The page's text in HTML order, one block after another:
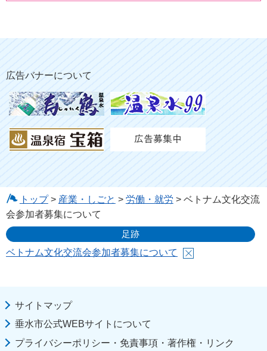
広告バナーについて
トップ> 産業・しごと > 労働・就労 > ベトナム文化交流
会参加者募集について
足跡
ベトナム文化交流会参加者募集について
サイトマップ
垂水市公式WEBサイトについて
プライバシーポリシー・免責事項・著作権・リンク